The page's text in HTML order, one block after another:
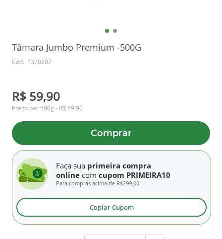
Tâmara Jumbo Premium -500G
Cód.: 1370207
R$ 59,90
Preço por 500g - R$ 59,90
Comprar
Faça sua primeira compra
online com cupom PRIMEIRA10
Para compras acima de R$299,00
Copiar Cupom